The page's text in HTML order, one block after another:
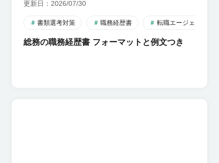
更新日 2026/07/30
書類選考対策 職務経歴書 転職エージェント
総務の職務経歴書 フォーマットと例文つき